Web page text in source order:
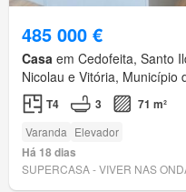
485 000 €
Casa em Cedofeita, Santo
Nicolau e Vitória, Município
T4 3 71 m²
Varanda Elevador
Há 18 dias
SUPERCASA - VIVER NAS